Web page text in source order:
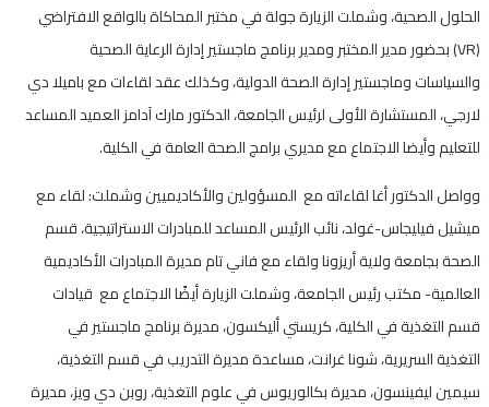
الحلول الصحية، وشملت الزيارة جولة في مختبر المحاكاة بالواقع الافتراضي
(VR) بحضور مدير المختبر ومدير برنامج ماجستير إدارة الرعاية الصحية
والسياسات وماجستير إدارة الصحة الدولية، وكذلك عقد لقاءات مع باميلا دي
لارجي، المستشارة الأولى لرئيس الجامعة، الدكتور مارك آدامز العميد المساعد
للتعليم وأيضا الاجتماع مع مديري برامج الصحة العامة في الكلية.
وواصل الدكتور أغا لقاءاته مع المسؤولين والأكاديميين وشملت: لقاء مع
ميشيل فيليجاس-غولد، نائب الرئيس المساعد للمبادرات الاستراتيجية، قسم
الصحة بجامعة ولاية أريزونا ولقاء مع فاني تام مديرة المبادرات الأكاديمية
العالمية- مكتب رئيس الجامعة، وشملت الزيارة أيضًا الاجتماع مع قيادات
قسم التغذية في الكلية، كريستي أليكسون، مديرة برنامج ماجستير في
التغذية السريرية، شونا غرانت، مساعدة مديرة التدريب في قسم التغذية،
سيمين ليفينسون، مديرة بكالوريوس في علوم التغذية، روبن دي ويز، مديرة